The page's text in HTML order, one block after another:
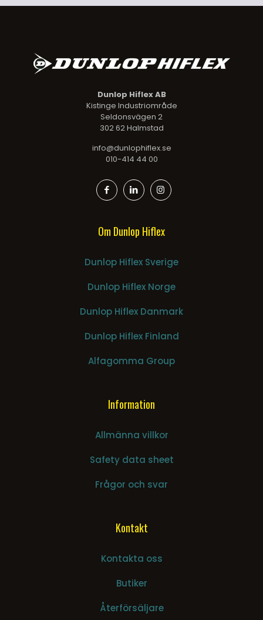
Dunlop Hiflex AB
Kistinge Industriområde
Seldonsvägen 2
302 62 Halmstad
info@dunlophiflex.se
010-414 44 00
Om Dunlop Hiflex
Dunlop Hiflex Sverige
Dunlop Hiflex Norge
Dunlop Hiflex Danmark
Dunlop Hiflex Finland
Alfagomma Group
Information
Allmänna villkor
Safety data sheet
Frågor och svar
Kontakt
Kontakta oss
Butiker
Återförsäljare